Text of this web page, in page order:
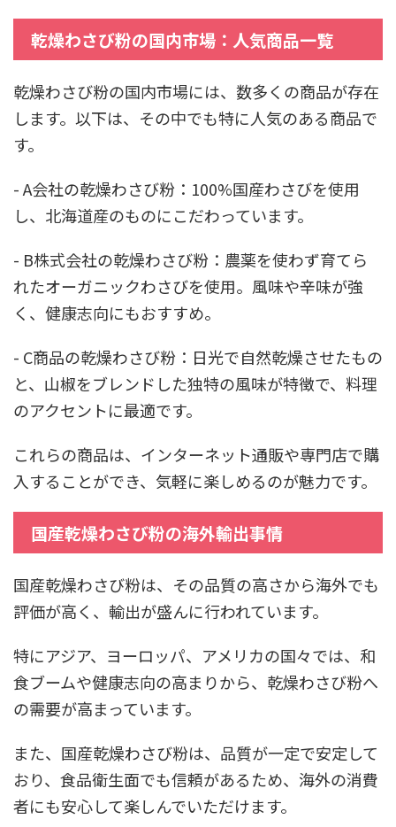
乾燥わさび粉の国内市場：人気商品一覧
乾燥わさび粉の国内市場には、数多くの商品が存在
します。以下は、その中でも特に人気のある商品で
す。
- A会社の乾燥わさび粉：100%国産わさびを使用
し、北海道産のものにこだわっています。
- B株式会社の乾燥わさび粉：農薬を使わず育てら
れたオーガニックわさびを使用。風味や辛味が強
く、健康志向にもおすすめ。
- C商品の乾燥わさび粉：日光で自然乾燥させたもの
と、山椒をブレンドした独特の風味が特徴で、料理
のアクセントに最適です。
これらの商品は、インターネット通販や専門店で購
入することができ、気軽に楽しめるのが魅力です。
国産乾燥わさび粉の海外輸出事情
国産乾燥わさび粉は、その品質の高さから海外でも
評価が高く、輸出が盛んに行われています。
特にアジア、ヨーロッパ、アメリカの国々では、和
食ブームや健康志向の高まりから、乾燥わさび粉へ
の需要が高まっています。
また、国産乾燥わさび粉は、品質が一定で安定して
おり、食品衛生面でも信頼があるため、海外の消費
者にも安心して楽しんでいただけます。